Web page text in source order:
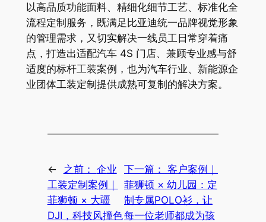
以高品质功能面料、精细化细节工艺、标准化全
流程定制服务，既满足比亚迪统一品牌视觉形象
的管理需求，又切实解决一线员工日常穿着痛
点，打造出适配汽车 4S 门店、兼顾专业感与舒
适度的标杆工装案例，也为汽车行业、新能源企
业团体工装定制提供成熟可复制的解决方案。
← 之前： 企业
工装定制案例｜
菲狮顿 × 大疆
DJI，科技风撞色
下一篇： 客户案例｜
菲狮顿 × 幼儿园：定
制专属POLO衫，让
每一位老师都成为孩